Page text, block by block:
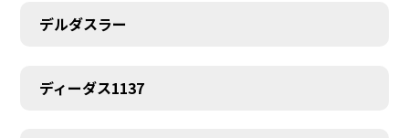
デルダスラー
ディーダス1137